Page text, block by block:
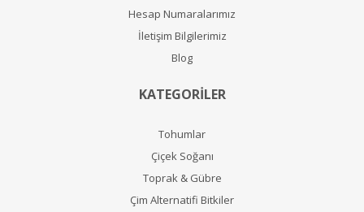
Hesap Numaralarımız
İletişim Bilgilerimiz
Blog
KATEGORİLER
Tohumlar
Çiçek Soğanı
Toprak & Gübre
Çim Alternatifi Bitkiler